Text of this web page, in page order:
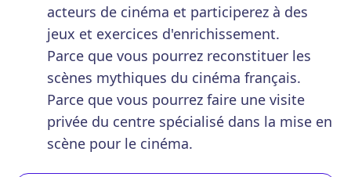
acteurs de cinéma et participerez à des
jeux et exercices d'enrichissement.
Parce que vous pourrez reconstituer les
scènes mythiques du cinéma français.
Parce que vous pourrez faire une visite
privée du centre spécialisé dans la mise en
scène pour le cinéma.